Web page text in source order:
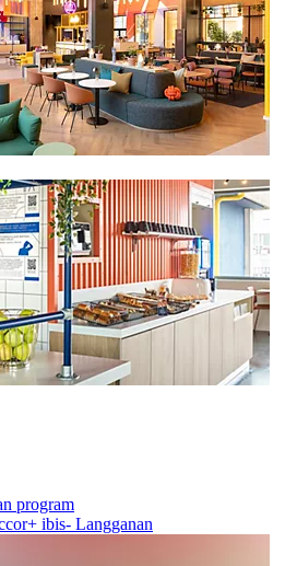
program
ibis- Langganan